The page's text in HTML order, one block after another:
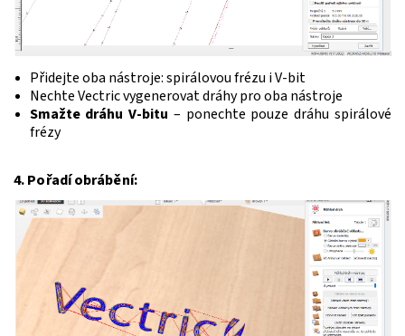
Přidejte oba nástroje: spirálovou frézu i V-bit
Nechte Vectric vygenerovat dráhy pro oba nástroje
Smažte dráhu V-bitu – ponechte pouze dráhu spirálové
frézy
4. Pořadí obrábění: